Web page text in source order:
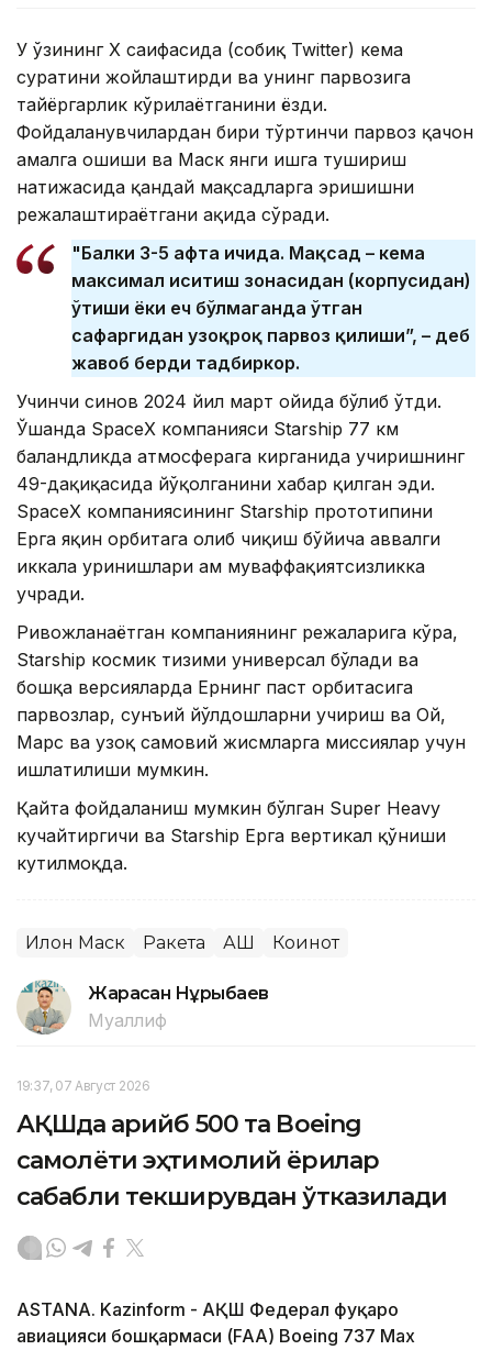
У ўзининг Х саҳифасида (собиқ Twitter) кема
суратини жойлаштирди ва унинг парвозига
тайёргарлик кўрилаётганини ёзди.
Фойдаланувчилардан бири тўртинчи парвоз қачон
амалга ошиши ва Маск янги ишга тушириш
натижасида қандай мақсадларга эришишни
режалаштираётгани ҳақида сўради.
"Балки 3-5 ҳафта ичида. Мақсад – кема
максимал иситиш зонасидан (корпусидан)
ўтиши ёки ҳеч бўлмаганда ўтган
сафаргидан узоқроқ парвоз қилиши”, – деб
жавоб берди тадбиркор.
Учинчи синов 2024 йил март ойида бўлиб ўтди.
Ўшанда SpaceX компанияси Starship 77 км
баландликда атмосферага кирганида учиришнинг
49-дақиқасида йўқолганини хабар қилган эди.
SpaceX компаниясининг Starship прототипини
Ерга яқин орбитага олиб чиқиш бўйича аввалги
иккала уринишлари ҳам муваффақиятсизликка
учради.
Ривожланаётган компаниянинг режаларига кўра,
Starship космик тизими универсал бўлади ва
бошқа версияларда Ернинг паст орбитасига
парвозлар, сунъий йўлдошларни учириш ва Ой,
Марс ва узоқ самовий жисмларга миссиялар учун
ишлатилиши мумкин.
Қайта фойдаланиш мумкин бўлган Super Heavy
кучайтиргичи ва Starship Ерга вертикал қўниши
кутилмоқда.
Илон Маск Ракета АҚШ Коинот
Жарасқан Нұрыбаев
Муаллиф
19:37, 07 Август 2026
АҚШда қарийб 500 та Boeing
самолёти эҳтимолий ёриқлар
сабабли текширувдан ўтказилади
ASTANA. Kazinform - АҚШ Федерал фуқаро
авиацияси бошқармаси (FAA) Boeing 737 Max